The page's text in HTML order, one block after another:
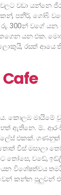
වඩා යන්නෙ ජිරා
පනීර්, ගෝබි
300න් වගේ
යන එක.
රසත් ආයෙ
කොලඹ මායිමේ
ඇතිනෙ. ම්..
එකක්.
චීස් මසාලා
තෝසෙ, වඩේ,
විශේෂත්වය
කන්න පුලුවන්